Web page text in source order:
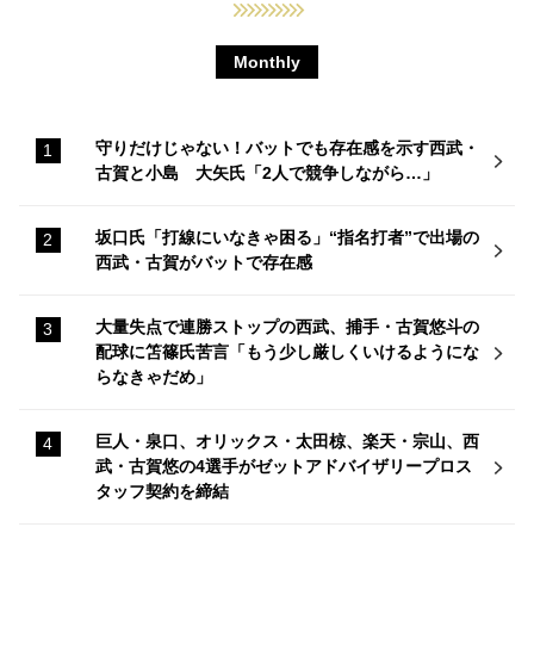
Monthly
守りだけじゃない！バットでも存在感を示す西武・
古賀と小島 大矢氏「2人で競争しながら…」
坂口氏「打線にいなきゃ困る」“指名打者”で出場の
西武・古賀がバットで存在感
大量失点で連勝ストップの西武、捕手・古賀悠斗の
配球に笘篠氏苦言「もう少し厳しくいけるようにな
らなきゃだめ」
巨人・泉口、オリックス・太田椋、楽天・宗山、西
武・古賀悠の4選手がゼットアドバイザリープロス
タッフ契約を締結